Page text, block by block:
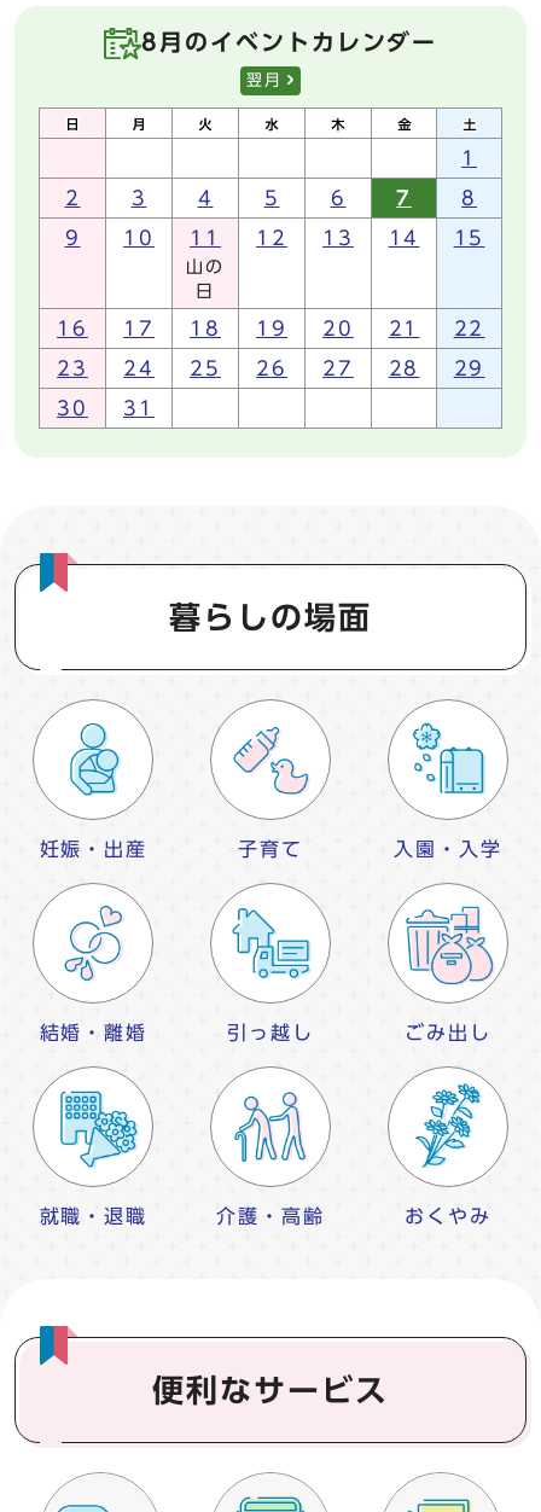
8月のイベントカレンダー
翌月
1
2 3 4 5 6 7 8
9 10 11
山の
日
12 13 14 15
16 17 18 19 20 21 22
23 24 25 26 27 28 29
30 31
暮らしの場面
妊娠・出産 子育て 入園・入学
結婚・離婚 引っ越し ごみ出し
就職・退職 介護・高齢 おくやみ
便利なサービス